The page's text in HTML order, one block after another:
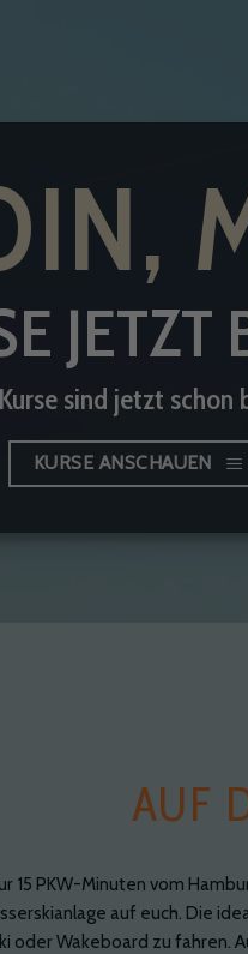
JETZT
sind jetzt schon
KURSE ANSCHAUEN
AUF
15 PKW-Minuten vom
auf euch. Die
oder Wakeboard zu fahren.